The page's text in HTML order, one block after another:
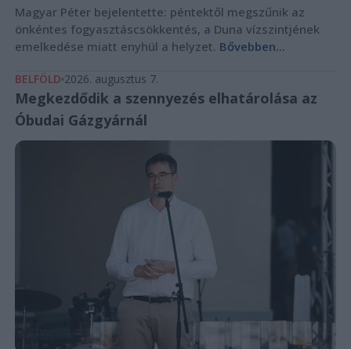
Magyar Péter bejelentette: péntektől megszűnik az
önkéntes fogyasztáscsökkentés, a Duna vízszintjének
emelkedése miatt enyhül a helyzet. Bővebben...
BELFÖLD 2026. augusztus 7.
Megkezdődik a szennyezés elhatárolása az
Óbudai Gázgyárnál